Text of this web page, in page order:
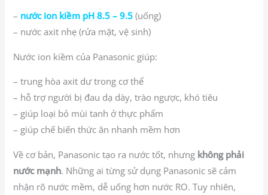
– nước ion kiềm pH 8.5 – 9.5 (uống)
– nước axit nhẹ (rửa mặt, vệ sinh)
Nước ion kiềm của Panasonic giúp:
– trung hòa axit dư trong cơ thể
– hỗ trợ người bị đau dạ dày, trào ngược, khó tiêu
– giúp loại bỏ mùi tanh ở thực phẩm
– giúp chế biến thức ăn nhanh mềm hơn
Về cơ bản, Panasonic tạo ra nước tốt, nhưng không phải
nước mạnh. Những ai từng sử dụng Panasonic sẽ cảm
nhận rõ nước mềm, dễ uống hơn nước RO. Tuy nhiên,